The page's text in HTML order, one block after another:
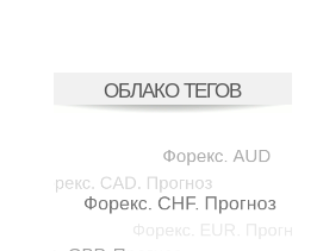
ОБЛАКО ТЕГОВ